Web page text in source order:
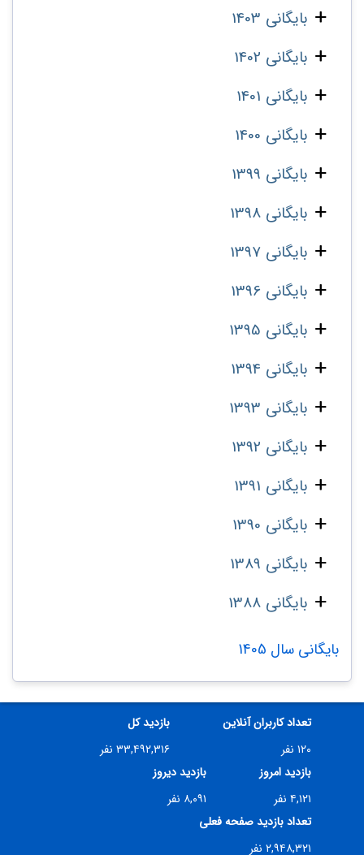
بایگانی 1403
بایگانی 1402
بایگانی 1401
بایگانی 1400
بایگانی 1399
بایگانی 1398
بایگانی 1397
بایگانی 1396
بایگانی 1395
بایگانی 1394
بایگانی 1393
بایگانی 1392
بایگانی 1391
بایگانی 1390
بایگانی 1389
بایگانی 1388
بایگانی سال 1405
تعداد کاربران آنلاین
۱۲۰ نفر
بازدید کل
۳۳,۴۹۲,۳۱۶ نفر
بازدید امروز
۴,۱۲۱ نفر
بازدید دیروز
۸,۰۹۱ نفر
تعداد بازدید صفحه فعلی
۲,۹۴۸,۳۲۱ نفر